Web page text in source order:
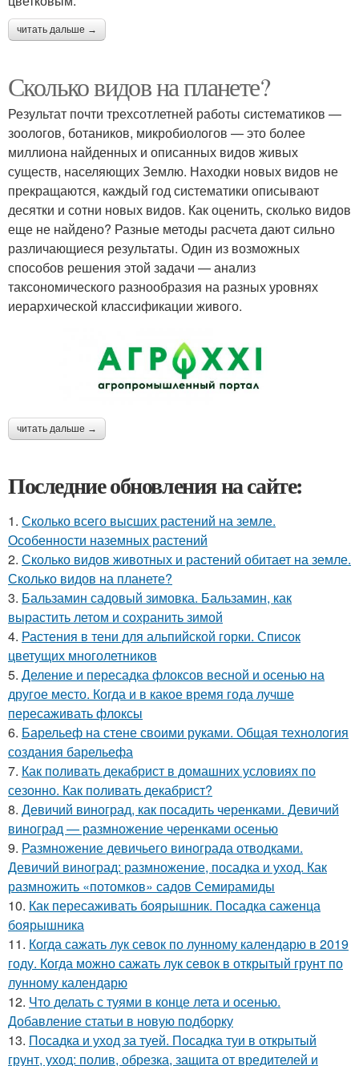
читать дальше →
Сколько видов на планете?
Результат почти трехсотлетней работы систематиков —
зоологов, ботаников, микробиологов — это более
миллиона найденных и описанных видов живых
существ, населяющих Землю. Находки новых видов не
прекращаются, каждый год систематики описывают
десятки и сотни новых видов. Как оценить, сколько видов
еще не найдено? Разные методы расчета дают сильно
различающиеся результаты. Один из возможных
способов решения этой задачи — анализ
таксономического разнообразия на разных уровнях
иерархической классификации живого.
читать дальше →
Последние обновления на сайте:
1. Сколько всего высших растений на земле.
Особенности наземных растений
2. Сколько видов животных и растений обитает на земле.
Сколько видов на планете?
3. Бальзамин садовый зимовка. Бальзамин, как
вырастить летом и сохранить зимой
4. Растения в тени для альпийской горки. Список
цветущих многолетников
5. Деление и пересадка флоксов весной и осенью на
другое место. Когда и в какое время года лучше
пересаживать флоксы
6. Барельеф на стене своими руками. Общая технология
создания барельефа
7. Как поливать декабрист в домашних условиях по
сезонно. Как поливать декабрист?
8. Девичий виноград, как посадить черенками. Девичий
виноград — размножение черенками осенью
9. Размножение девичьего винограда отводками.
Девичий виноград: размножение, посадка и уход. Как
размножить «потомков» садов Семирамиды
10. Как пересаживать боярышник. Посадка саженца
боярышника
11. Когда сажать лук севок по лунному календарю в 2019
году. Когда можно сажать лук севок в открытый грунт по
лунному календарю
12. Что делать с туями в конце лета и осенью.
Добавление статьи в новую подборку
13. Посадка и уход за туей. Посадка туи в открытый
грунт, уход: полив, обрезка, защита от вредителей и